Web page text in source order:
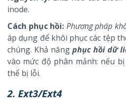
inode.
Cách phục hồi: Phương pháp
áp dụng để khôi phục các tệp
chúng. Khả năng phục hồi dữ
vào mức độ phân mảnh: nếu
thể bị lỗi.
2. Ext3/Ext4